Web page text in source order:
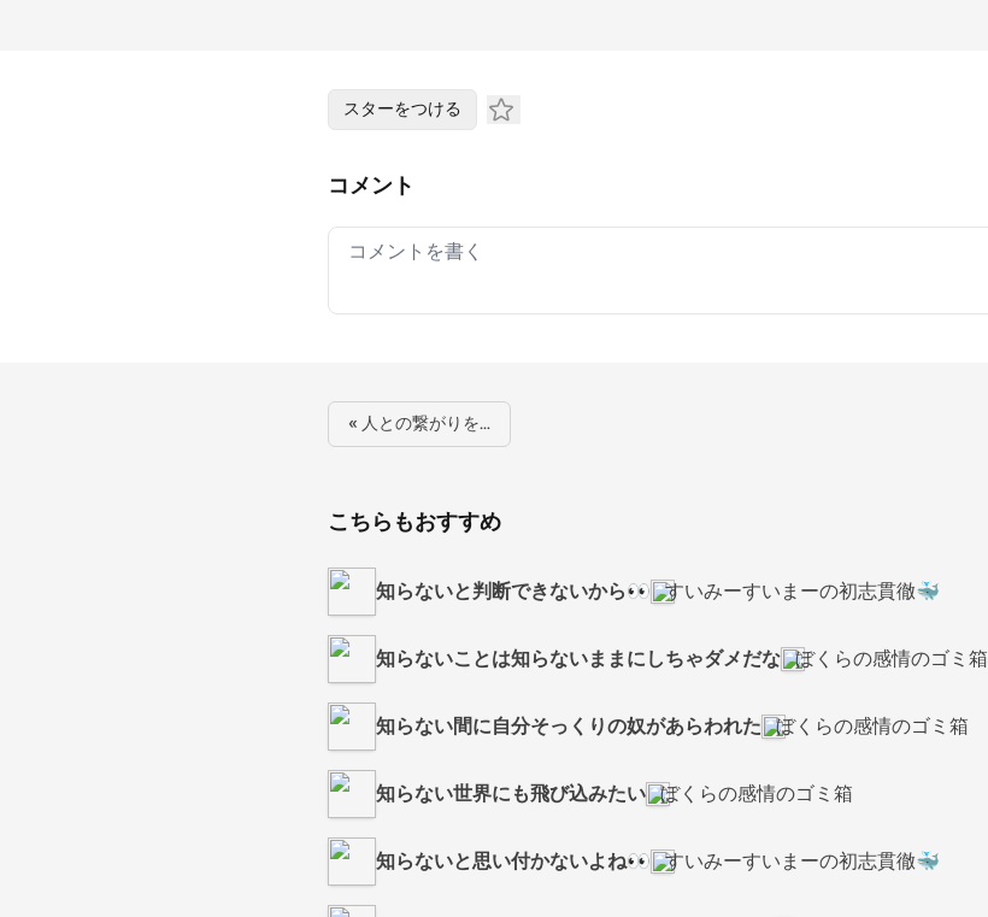
スターをつける
コメント
Your comment
« 人との繋がりを…
こちらもおすすめ
知らないと判断できないから👀 すいみーすいまーの初志貫徹🐳
知らないことは知らないままにしちゃダメだな ぼくらの感情のゴミ箱
知らない間に自分そっくりの奴があらわれた ぼくらの感情のゴミ箱
知らない世界にも飛び込みたい ぼくらの感情のゴミ箱
知らないと思い付かないよね👀 すいみーすいまーの初志貫徹🐳